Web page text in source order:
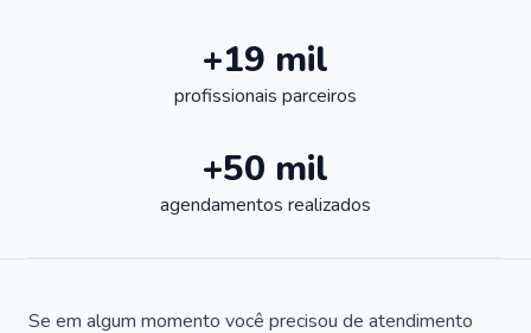
+19 mil
profissionais parceiros
+50 mil
agendamentos realizados
Se em algum momento você precisou de atendimento